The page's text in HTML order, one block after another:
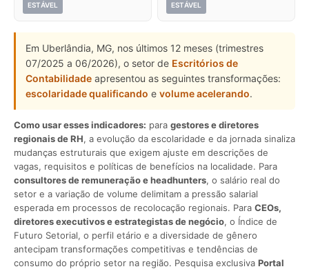
ESTÁVEL ESTÁVEL
Em Uberlândia, MG, nos últimos 12 meses (trimestres
07/2025 a 06/2026), o setor de Escritórios de
Contabilidade apresentou as seguintes transformações:
escolaridade qualificando e volume acelerando.
Como usar esses indicadores: para gestores e diretores
regionais de RH, a evolução da escolaridade e da jornada sinaliza
mudanças estruturais que exigem ajuste em descrições de
vagas, requisitos e políticas de benefícios na localidade. Para
consultores de remuneração e headhunters, o salário real do
setor e a variação de volume delimitam a pressão salarial
esperada em processos de recolocação regionais. Para CEOs,
diretores executivos e estrategistas de negócio, o Índice de
Futuro Setorial, o perfil etário e a diversidade de gênero
antecipam transformações competitivas e tendências de
consumo do próprio setor na região. Pesquisa exclusiva Portal